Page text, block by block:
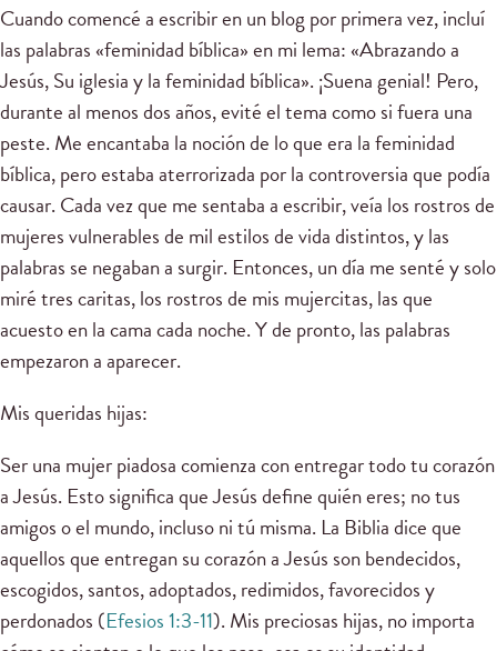
Cuando comencé a escribir en un blog por primera vez, incluí
las palabras «feminidad bíblica» en mi lema: «Abrazando a
Jesús, Su iglesia y la feminidad bíblica». ¡Suena genial! Pero,
durante al menos dos años, evité el tema como si fuera una
peste. Me encantaba la noción de lo que era la feminidad
bíblica, pero estaba aterrorizada por la controversia que podía
causar. Cada vez que me sentaba a escribir, veía los rostros de
mujeres vulnerables de mil estilos de vida distintos, y las
palabras se negaban a surgir. Entonces, un día me senté y solo
miré tres caritas, los rostros de mis mujercitas, las que
acuesto en la cama cada noche. Y de pronto, las palabras
empezaron a aparecer.
Mis queridas hijas:
Ser una mujer piadosa comienza con entregar todo tu corazón
a Jesús. Esto significa que Jesús define quién eres; no tus
amigos o el mundo, incluso ni tú misma. La Biblia dice que
aquellos que entregan su corazón a Jesús son bendecidos,
escogidos, santos, adoptados, redimidos, favorecidos y
perdonados (Efesios 1:3-11). Mis preciosas hijas, no importa